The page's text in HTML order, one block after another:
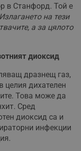
в Станфорд. Той е
Излагането на тези
а за цялото
диоксид
дразнещ газ,
целия дихателен
Това може да
Сред
диоксид са и
инфекции